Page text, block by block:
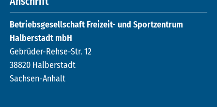
Betriebsgesellschaft Freizeit- und Sportzentrum
Halberstadt mbH
Gebrüder-Rehse-Str. 12
38820 Halberstadt
Sachsen-Anhalt